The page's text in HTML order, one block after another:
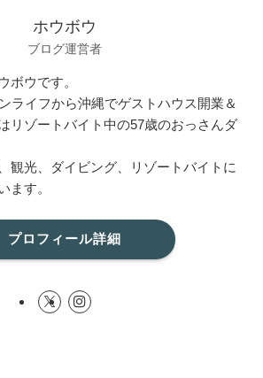
ホウボウ
ブログ運営者
ボウです。
ライフから沖縄でゲストハウス開業＆
リゾートバイト中の57歳のおっさんダ
観光、ダイビング、リゾートバイトに
ます。
プロフィール詳細